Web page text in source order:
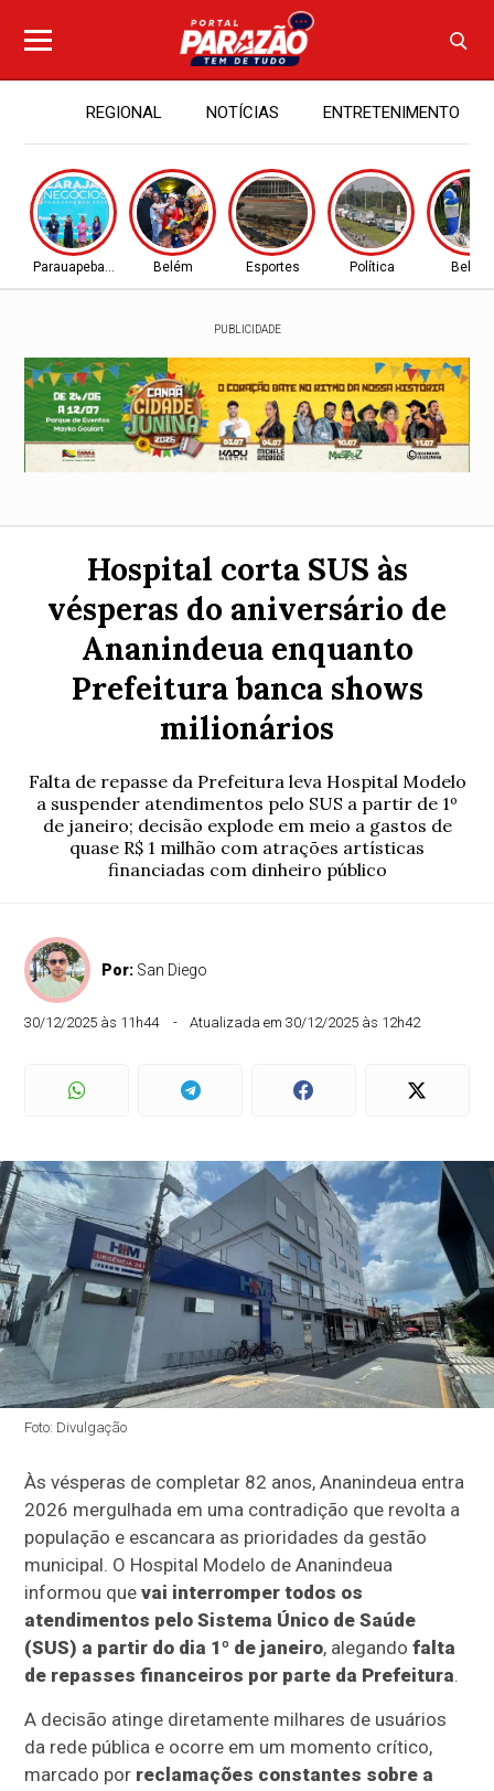
REGIONAL NOTÍCIAS ENTRETENIMENTO
Parauapebas - PA Belém Esportes Política Belém
PUBLICIDADE
Hospital corta SUS às
vésperas do aniversário de
Ananindeua enquanto
Prefeitura banca shows
milionários
Falta de repasse da Prefeitura leva Hospital Modelo
a suspender atendimentos pelo SUS a partir de 1º
de janeiro; decisão explode em meio a gastos de
quase R$ 1 milhão com atrações artísticas
financiadas com dinheiro público
Por: San Diego
30/12/2025 às 11h44 Atualizada em 30/12/2025 às 12h42
Foto: Divulgação
Às vésperas de completar 82 anos, Ananindeua entra
2026 mergulhada em uma contradição que revolta a
população e escancara as prioridades da gestão
municipal. O Hospital Modelo de Ananindeua
informou quevai interromper todos os
atendimentos pelo Sistema Único de Saúde
(SUS) a partir do dia 1º de janeiro, alegandofalta
de repasses financeiros por parte da Prefeitura.
A decisão atinge diretamente milhares de usuários
da rede pública e ocorre em um momento crítico,
marcado por reclamações constantes sobre a